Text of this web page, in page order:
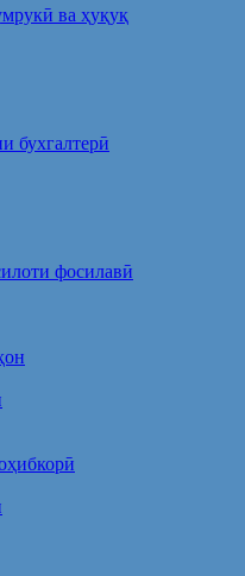
ва ҳуқуқ
бухгалтерӣ
фосилавӣ